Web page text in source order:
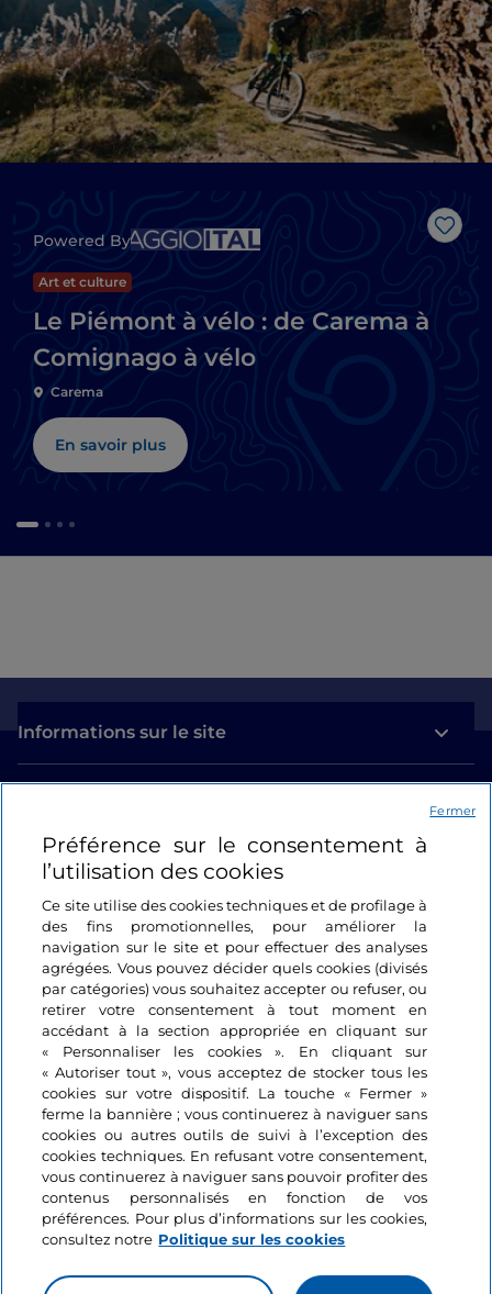
Powered By
Art et culture
Le Piémont à vélo : de Carema à
Comignago à vélo
Carema
En savoir plus
Informations sur le site
Se connecter
Suivez-nous
Préférence sur le consentement à
l’utilisation des cookies
Ce site utilise des cookies techniques et de profilage à
des fins promotionnelles, pour améliorer la
navigation sur le site et pour effectuer des analyses
agrégées. Vous pouvez décider quels cookies (divisés
par catégories) vous souhaitez accepter ou refuser, ou
retirer votre consentement à tout moment en
accédant à la section appropriée en cliquant sur
« Personnaliser les cookies ». En cliquant sur
« Autoriser tout », vous acceptez de stocker tous les
cookies sur votre dispositif. La touche « Fermer »
ferme la bannière ; vous continuerez à naviguer sans
cookies ou autres outils de suivi à l’exception des
cookies techniques. En refusant votre consentement,
vous continuerez à naviguer sans pouvoir profiter des
contenus personnalisés en fonction de vos
préférences. Pour plus d’informations sur les cookies,
consultez notre Politique sur les cookies
Fermer